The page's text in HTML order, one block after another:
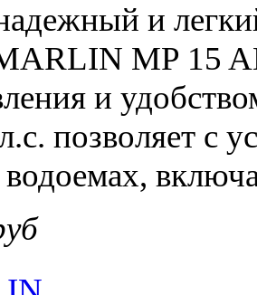
и
MP 15
и
позволяет с